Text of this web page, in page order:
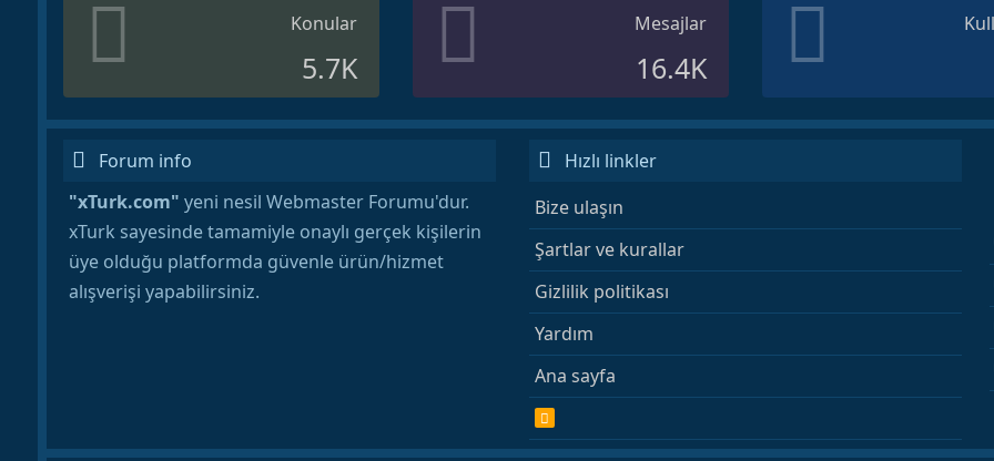
Konular
5.7K
Mesajlar
16.4K
Forum info
"xTurk.com" yeni nesil Webmaster Forumu'dur.
xTurk sayesinde tamamiyle onaylı gerçek kişilerin
üye olduğu platformda güvenle ürün/hizmet
alışverişi yapabilirsiniz.
Hızlı linkler
Bize ulaşın
Şartlar ve kurallar
Gizlilik politikası
Yardım
Ana sayfa
R
S
S